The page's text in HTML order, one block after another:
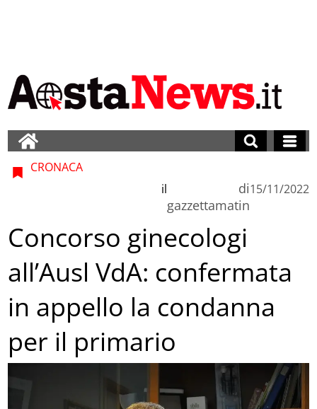
CRONACA
di
gazzettamatin
il 15/11/2022
Concorso ginecologi
all’Ausl VdA: confermata
in appello la condanna
per il primario